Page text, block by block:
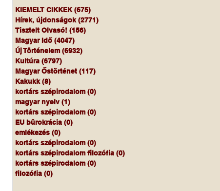
KIEMELT CIKKEK (675)
Hírek, újdonságok (2771)
Tisztelt Olvasó! (156)
Magyar Idő (4047)
Új Történelem (6932)
Kultúra (6797)
Magyar Őstörténet (117)
Kakukk (8)
kortárs szépirodalom (0)
magyar nyelv (1)
kortárs szépirodalom (0)
EU bürokrácia (0)
emlékezés (0)
kortárs szépirodalom (0)
kortárs szépirodalom filozófia (0)
kortárs szépirodalom (0)
filozófia (0)